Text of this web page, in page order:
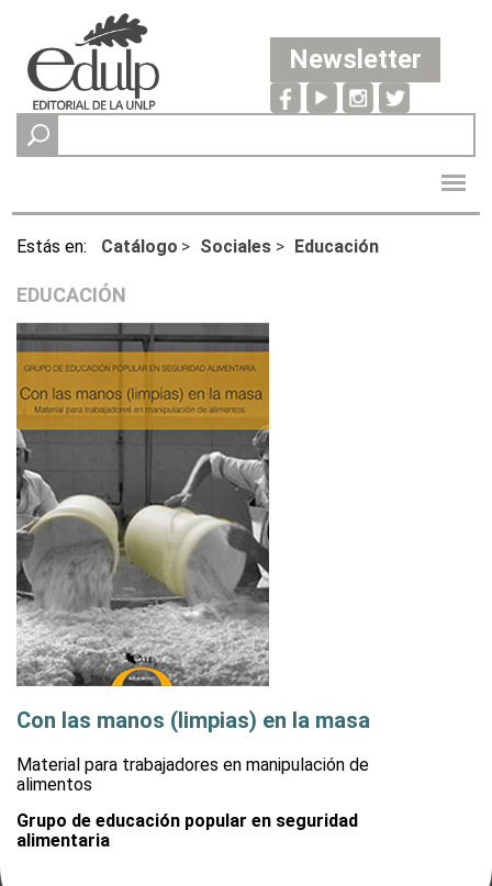
Newsletter
Estás en: Catálogo > Sociales > Educación
EDUCACIÓN
Con las manos (limpias) en la masa
Material para trabajadores en manipulación de
alimentos
Grupo de educación popular en seguridad
alimentaria